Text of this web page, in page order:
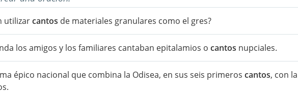
utilizarcantos de materiales granulares como el gres?
los amigos y los familiares cantaban epitalamios o cantos nupciales.
épico nacional que combina la Odisea, en sus seis primeros cantos, con la